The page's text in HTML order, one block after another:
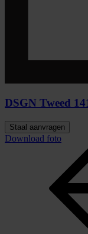
DSGN Tweed
Staal aanvragen
Download foto